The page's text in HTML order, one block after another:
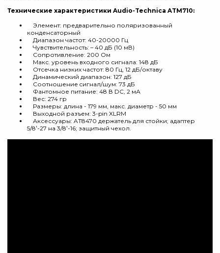
Технические характеристики Audio-Technica ATM710:
Элемент: предварительно поляризованный
конденсаторный
Диапазон частот: 40-20000 Гц
Чувствительность: – 40 дБ (10 мВ)
Сопротивление: 200 Ом
Макс. уровень входного сигнала: 148 дБ
Отсечка низких частот: 80 Гц, 12 дБ/октаву
Динамический диапазон: 127 дБ
Соотношение cигнал/шум: 73 дБ
Фантомное питание: 48 В DC, 2 мА
Вес: 274 гр
Размеры: длина - 179 мм, макс. диаметр - 50 мм
Выходной разъем: 3-pin XLRМ
Аксессуары: AT8470 держатель для стойки; адаптер
5/8‛-27 на 3/8‛-16; защитный чехол.